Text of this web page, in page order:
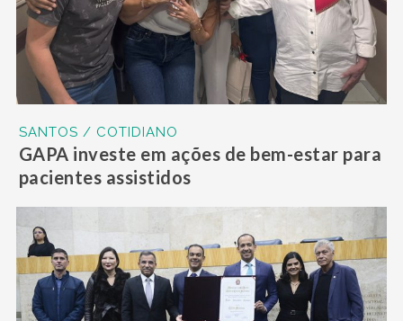
SANTOS / COTIDIANO
GAPA investe em ações de bem-estar para
pacientes assistidos